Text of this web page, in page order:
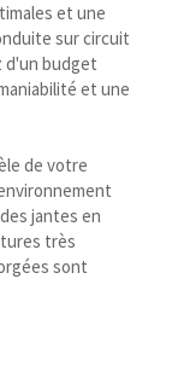
et une
sur circuit
d'un budget
et une
de votre
jantes en
très
sont